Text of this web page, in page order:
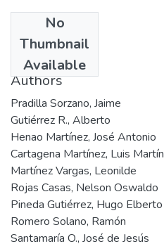
No
Thumbnail
Available
1989
Authors
Pradilla Sorzano, Jaime
Gutiérrez R., Alberto
Henao Martínez, José Antonio
Cartagena Martínez, Luis Martín
Martínez Vargas, Leonilde
Rojas Casas, Nelson Oswaldo
Pineda Gutiérrez, Hugo Elberto
Romero Solano, Ramón
Santamaría O., José de Jesús